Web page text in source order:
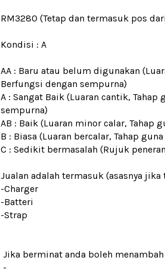
RM3280 (Tetap dan termasuk pos
Kondisi : A
AA : Baru atau belum digunakan
Berfungsi dengan sempurna)
A : Sangat Baik (Luaran cantik,
sempurna)
AB : Baik (Luaran minor calar,
B : Biasa (Luaran bercalar, Tahap
C : Sedikit bermasalah (Rujuk
Jualan adalah termasuk (asasnya
-Charger
-Batteri
-Strap
Jika berminat anda boleh
-